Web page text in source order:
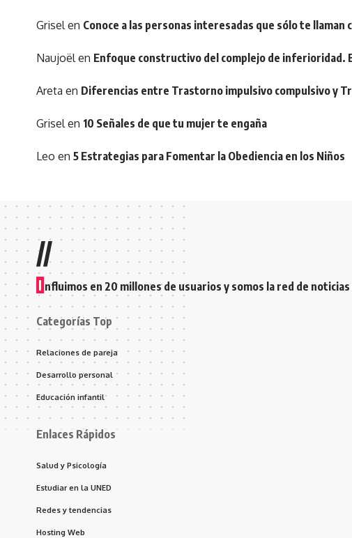
Griselen Conoce a las personas interesadas que sólo te llaman
Naujoëlen Enfoque constructivo del complejo de inferioridad.
Areta en Diferencias entre Trastorno impulsivo compulsivo y
Griselen 10 Señales de que tu mujer te engaña
Leo en 5 Estrategias para Fomentar la Obediencia en los Niños
//
I nfluimos en 20 millones de usuarios y somos la red de
Categorías Top
Relaciones de pareja
Desarrollo personal
Educación infantil
Enlaces Rápidos
Salud y Psicología
Estudiar en la UNED
Redes y tendencias
Hosting Web